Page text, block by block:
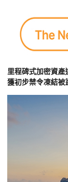
里程碑式加密資
獲初步禁令凍結被